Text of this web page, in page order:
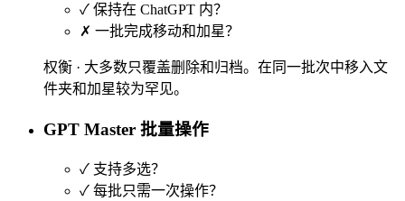
✓ 保持在 ChatGPT 内？
✗ 一批完成移动和加星？
权衡 · 大多数只覆盖删除和归档。在同一批次中移入文
件夹和加星较为罕见。
GPT Master 批量操作
✓ 支持多选？
✓ 每批只需一次操作？